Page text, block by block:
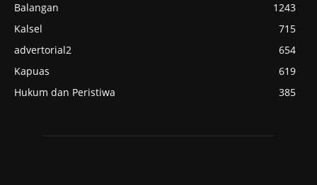
Balangan
1243
Kalsel
715
advertorial2
654
Kapuas
619
Hukum dan Peristiwa
385